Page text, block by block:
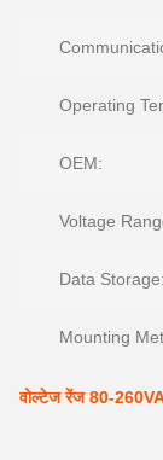
Operating
OEM:
Voltage
Data Storage:
Mounting
वोल्टेज रेंज 80-